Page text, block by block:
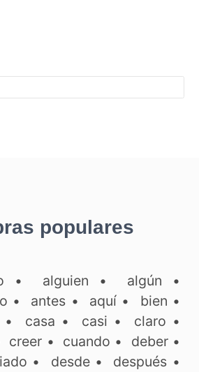
populares
• alguien • algún •
• antes • aquí• bien •
• casa • casi • claro •
creer • cuando • deber•
• desde• después •